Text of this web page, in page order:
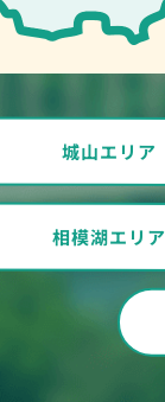
城山エリア
相模湖エリア